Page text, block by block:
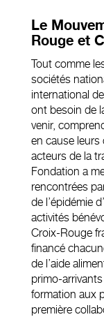
Le
Rouge et
Tout comme
sociétés
international
ont besoin de
venir,
en cause leurs
acteurs de la
Fondation a
rencontrées
de l’épidémie
activités
Croix-Rouge
financé
de l’aide
primo-
formation aux
première